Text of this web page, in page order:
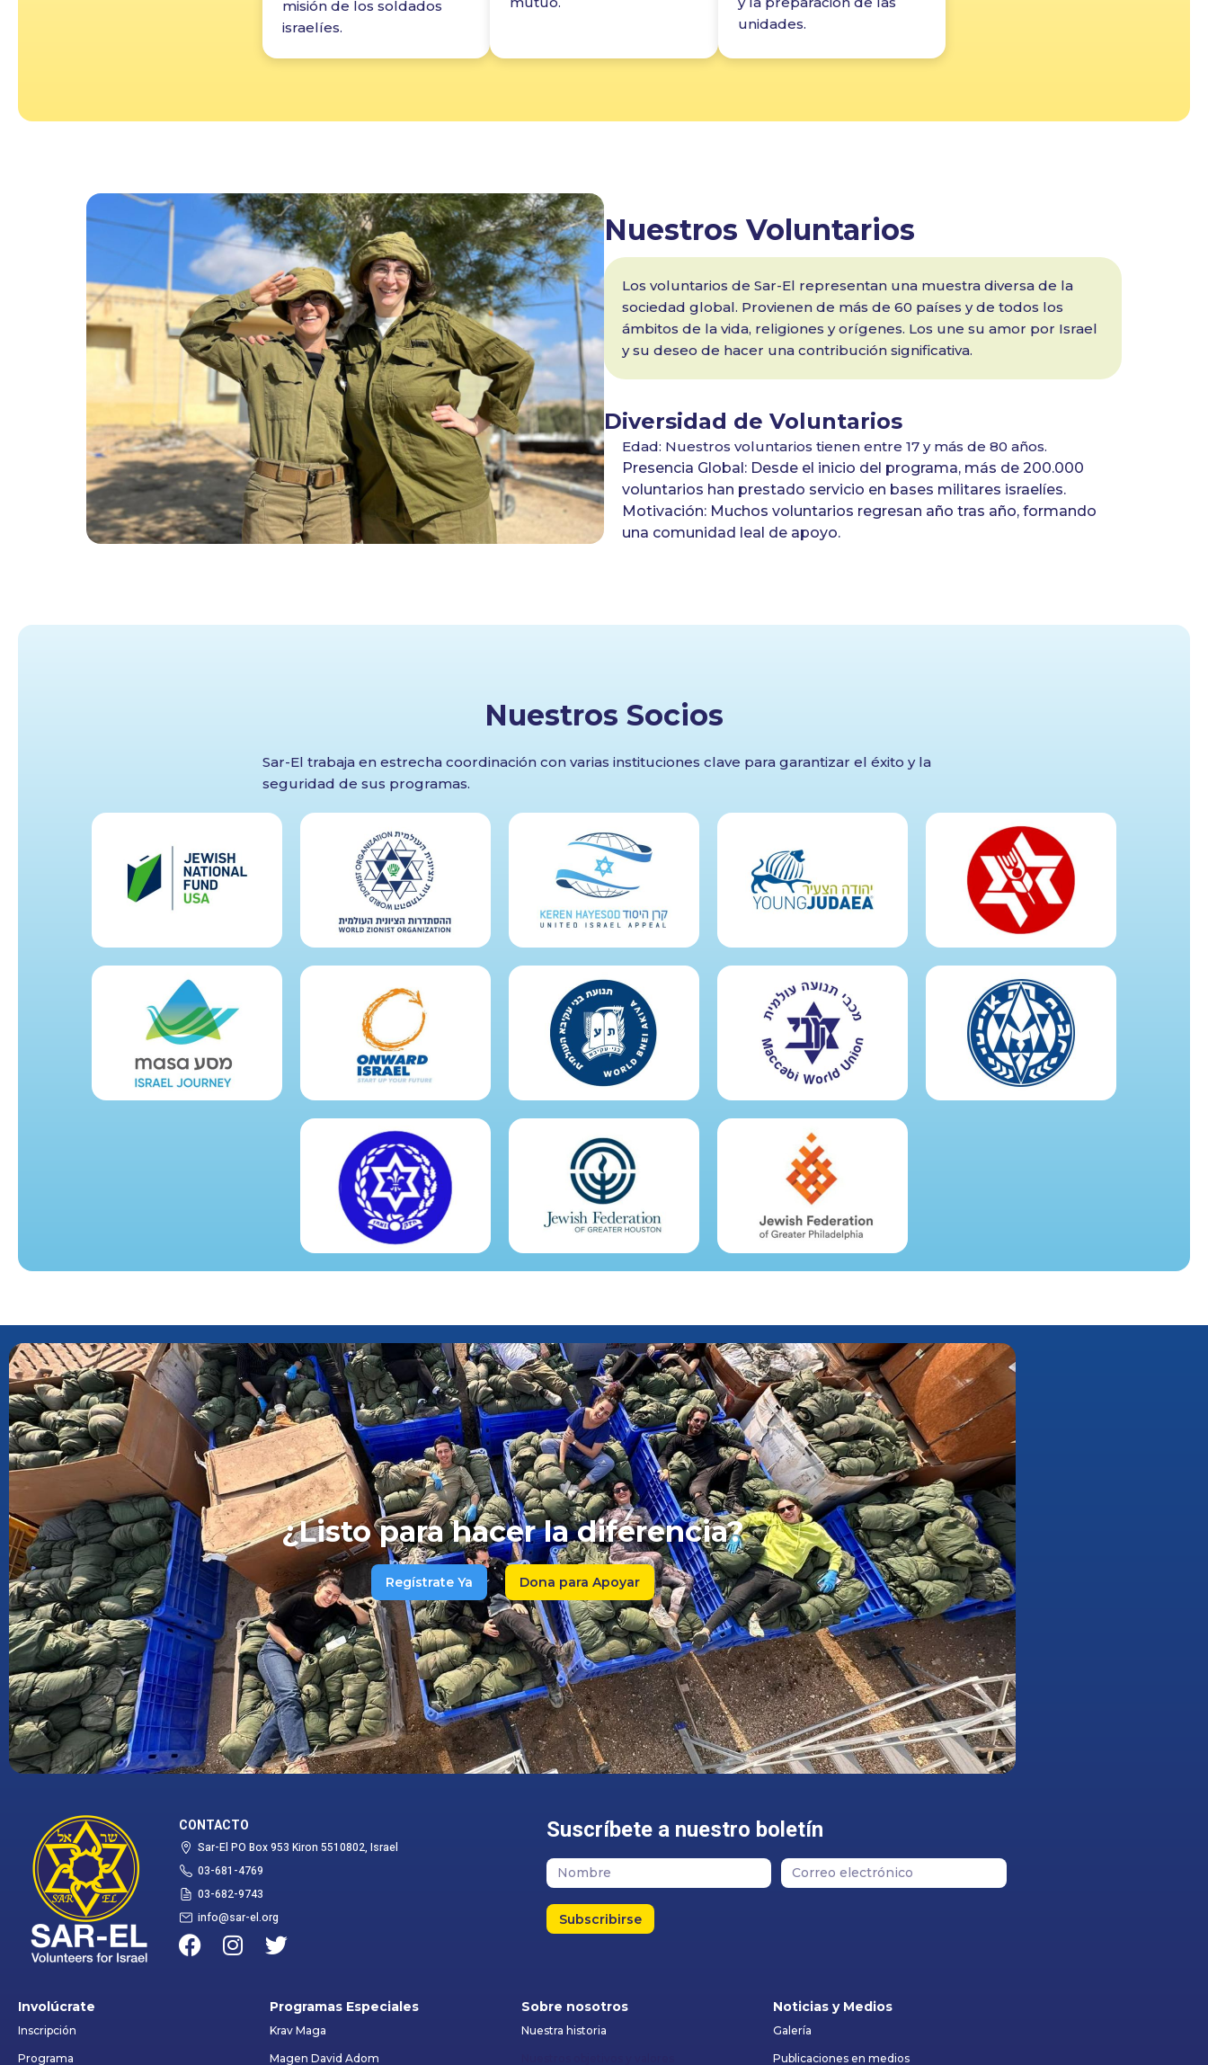
misión de los soldados
israelíes.
unidades.
Nuestros Voluntarios
Los voluntarios de Sar-El representan una muestra diversa de la
sociedad global. Provienen de más de 60 países y de todos los
ámbitos de la vida, religiones y orígenes. Los une su amor por Israel
y su deseo de hacer una contribución significativa.
Diversidad de Voluntarios
Edad: Nuestros voluntarios tienen entre 17 y más de 80 años.
Presencia Global: Desde el inicio del programa, más de 200.000
voluntarios han prestado servicio en bases militares israelíes.
Motivación: Muchos voluntarios regresan año tras año, formando
una comunidad leal de apoyo.
Nuestros Socios
Sar-El trabaja en estrecha coordinación con varias instituciones clave para garantizar el éxito y la
seguridad de sus programas.
¿Listo para hacer la diferencia?
Regístrate Ya Dona para Apoyar
CONTACTO
Sar-El PO Box 953 Kiron 5510802, Israel
03-681-4769
03-682-9743
info@sar-el.org
Suscríbete a nuestro boletín
Subscribirse
Involúcrate
Inscripción
Programa
Programas Especiales
Krav Maga
Magen David Adom
Sobre nosotros
Nuestra historia
Noticias y Medios
Galería
Publicaciones en medios
¡ ¡Te Esperan Nuevos
Y Emocionantes Programas!
¿Listo para marcar la diferencia?
Explora nuestros nuevos programas que te
conectarán con Israel y la misión de Sar-El de
¡Empieza tu viaje con Sar-El!
Regístrate Hoy